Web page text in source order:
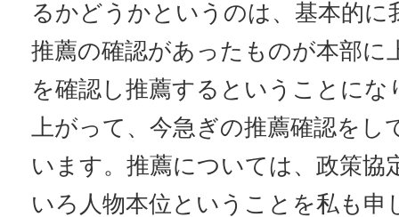
るかどうかというのは、基本的に
推薦の確認があったものが本部に
を確認し推薦するということにな
上がって、今急ぎの推薦確認を
います。推薦については、政策協
いろ人物本位ということを私も申